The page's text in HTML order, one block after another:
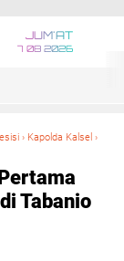
JUM'AT
7 08 2026
› Kapolda Kalsel ›
Tabanio